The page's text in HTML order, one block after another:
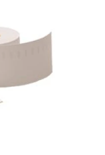
en toda la gama de